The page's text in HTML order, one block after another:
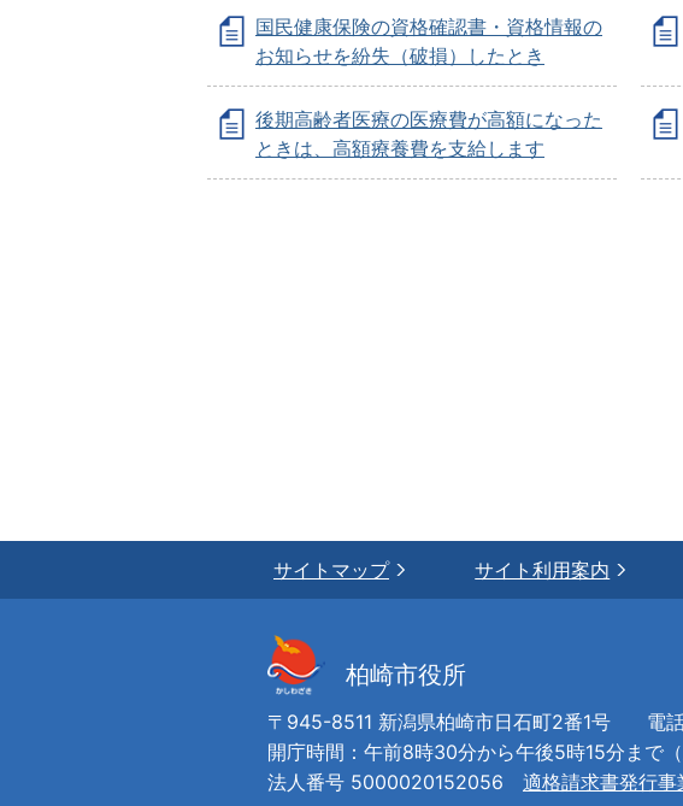
国民健康保険の資格確認書・資格情報の
お知らせを紛失（破損）したとき
後期高齢者医療の医療費が高額になった
ときは、高額療養費を支給します
サイトマップ サイト利用案内
柏崎市役所
〒945-8511 新潟県柏崎市日石町2番1号 電
開庁時間：午前8時30分から午後5時15分まで
法人番号 5000020152056 適格請求書発行